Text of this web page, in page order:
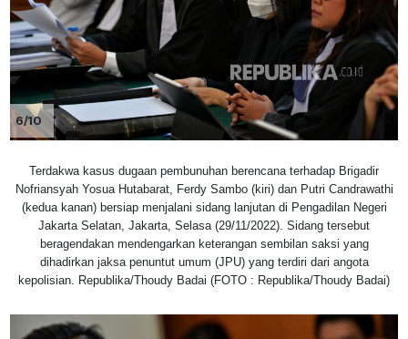
6/10
Terdakwa kasus dugaan pembunuhan berencana terhadap Brigadir
Nofriansyah Yosua Hutabarat, Ferdy Sambo (kiri) dan Putri Candrawathi
(kedua kanan) bersiap menjalani sidang lanjutan di Pengadilan Negeri
Jakarta Selatan, Jakarta, Selasa (29/11/2022). Sidang tersebut
beragendakan mendengarkan keterangan sembilan saksi yang
dihadirkan jaksa penuntut umum (JPU) yang terdiri dari angota
kepolisian. Republika/Thoudy Badai (FOTO : Republika/Thoudy Badai)